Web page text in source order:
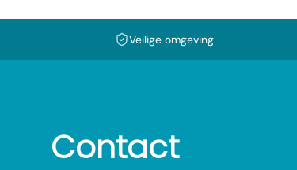
Veilige omgeving
Contact